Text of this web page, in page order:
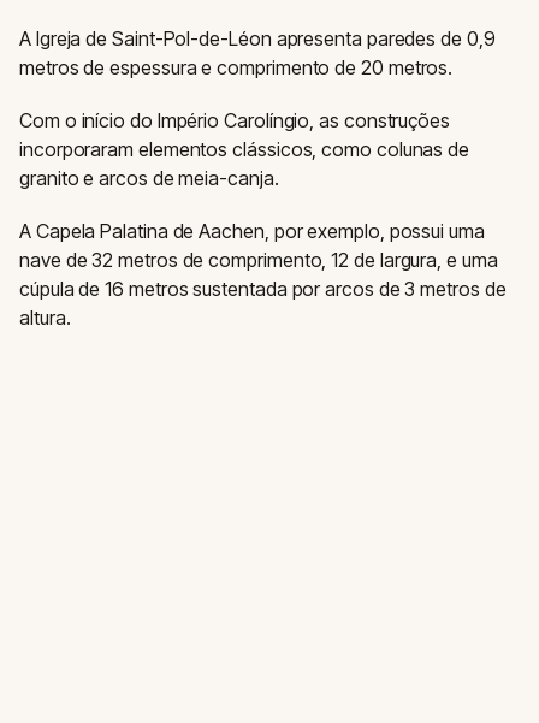
A Igreja de Saint-Pol-de-Léon apresenta paredes de 0,9
metros de espessura e comprimento de 20 metros.
Com o início do Império Carolíngio, as construções
incorporaram elementos clássicos, como colunas de
granito e arcos de meia-canja.
A Capela Palatina de Aachen, por exemplo, possui uma
nave de 32 metros de comprimento, 12 de largura, e uma
cúpula de 16 metros sustentada por arcos de 3 metros de
altura.